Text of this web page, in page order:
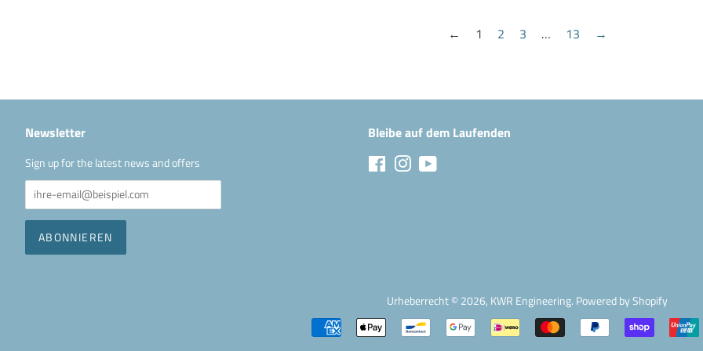
← 1 2 3 … 13 →
Newsletter
Sign up for the latest news and offers
Bleibe auf dem Laufenden
FacebookInstagram
Urheberrecht © 2026, KWR Engineering. Powered by Shopify
Zahlungsarten